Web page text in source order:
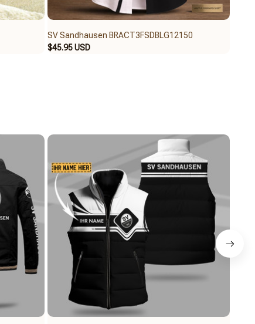
SV Sandhausen BRACT3FSDBLG12150
$45.95 USD